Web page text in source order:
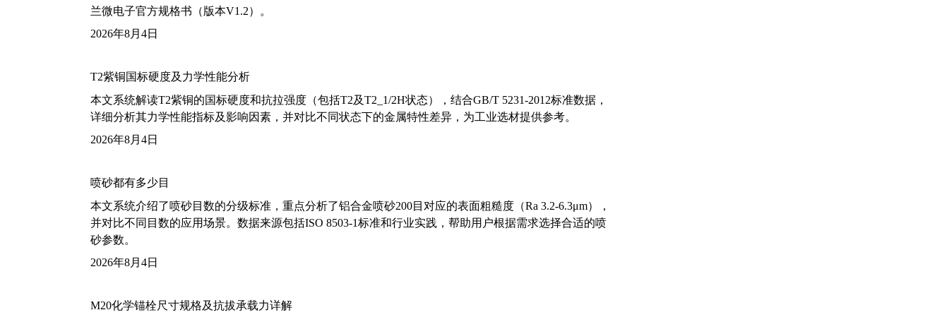
兰微电子官方规格书（版本V1.2）。
2026年8月4日
T2紫铜国标硬度及力学性能分析
本文系统解读T2紫铜的国标硬度和抗拉强度（包括T2及T2_1/2H状态），结合GB/T 5231-2012标准数据，
详细分析其力学性能指标及影响因素，并对比不同状态下的金属特性差异，为工业选材提供参考。
2026年8月4日
喷砂都有多少目
本文系统介绍了喷砂目数的分级标准，重点分析了铝合金喷砂200目对应的表面粗糙度（Ra 3.2-6.3μm），
并对比不同目数的应用场景。数据来源包括ISO 8503-1标准和行业实践，帮助用户根据需求选择合适的喷
砂参数。
2026年8月4日
M20化学锚栓尺寸规格及抗拔承载力详解